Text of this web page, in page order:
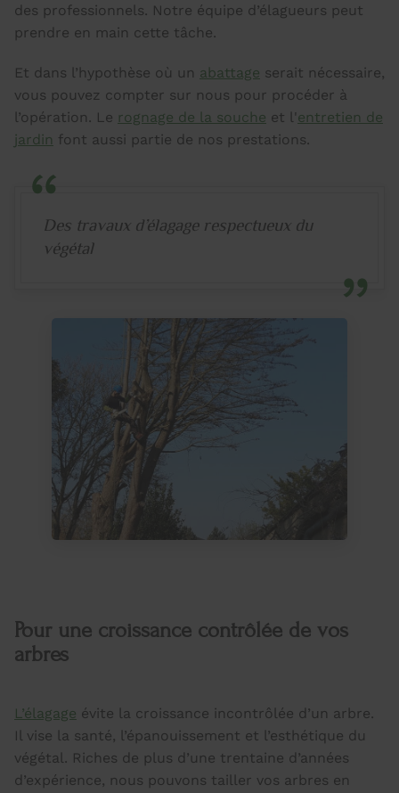
des professionnels. Notre équipe d’élagueurs peut
prendre en main cette tâche.
Et dans l’hypothèse où un abattage serait nécessaire,
vous pouvez compter sur nous pour procéder à
l’opération. Le rognage de la souche et l' entretien de
jardin font aussi partie de nos prestations.
Des travaux d’élagage respectueux du
végétal
Pour une croissance contrôlée de vos
arbres
L’élagage évite la croissance incontrôlée d’un arbre.
Il vise la santé, l’épanouissement et l’esthétique du
végétal. Riches de plus d’une trentaine d’années
d’expérience, nous pouvons tailler vos arbres en